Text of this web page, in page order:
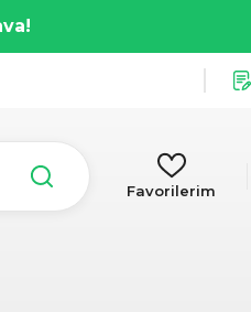
Favorilerim